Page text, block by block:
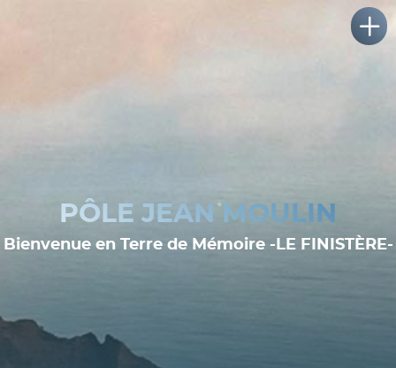
PÔLE JEAN MOULIN
Bienvenue en Terre de Mémoire -LE FINISTÈRE-